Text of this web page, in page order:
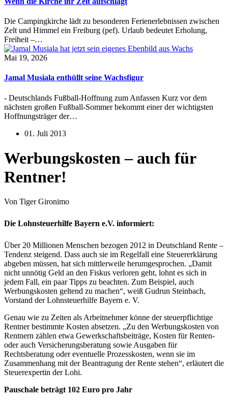
Die Campingkirche lädt zu besonderen Ferienerlebnissen zwischen
Zelt und Himmel ein Freiburg (pef). Urlaub bedeutet Erholung,
Freiheit –…
Mai 19, 2026
Jamal Musiala enthüllt seine Wachsfigur
- Deutschlands Fußball-Hoffnung zum Anfassen Kurz vor dem
nächsten großen Fußball-Sommer bekommt einer der wichtigsten
Hoffnungsträger der…
01. Juli 2013
Werbungskosten – auch für
Rentner!
Von Tiger Gironimo
Die Lohnsteuerhilfe Bayern e.V. informiert:
Über 20 Millionen Menschen bezogen 2012 in Deutschland Rente –
Tendenz steigend. Dass auch sie im Regelfall eine Steuererklärung
abgeben müssen, hat sich mittlerweile herumgesprochen. „Damit
nicht unnötig Geld an den Fiskus verloren geht, lohnt es sich in
jedem Fall, ein paar Tipps zu beachten. Zum Beispiel, auch
Werbungskosten geltend zu machen“, weiß Gudrun Steinbach,
Vorstand der Lohnsteuerhilfe Bayern e. V.
Genau wie zu Zeiten als Arbeitnehmer könne der steuerpflichtige
Rentner bestimmte Kosten absetzen. „Zu den Werbungskosten von
Rentnern zählen etwa Gewerkschaftsbeiträge, Kosten für Renten-
oder auch Versicherungsberatung sowie Ausgaben für
Rechtsberatung oder eventuelle Prozesskosten, wenn sie im
Zusammenhang mit der Beantragung der Rente stehen“, erläutert die
Steuerexpertin der Lohi.
Pauschale beträgt 102 Euro pro Jahr